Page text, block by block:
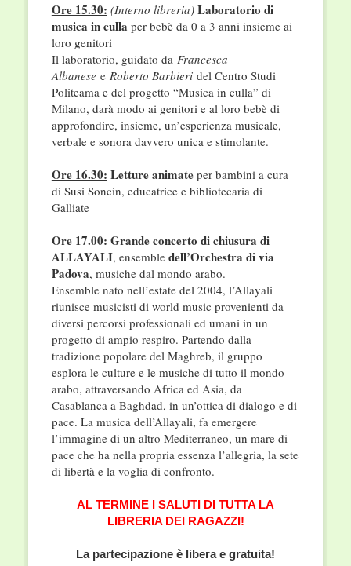
Ore 15.30: (Interno libreria)Laboratorio di
musica in culla per bebè da 0 a 3 anni insieme ai
loro genitori
Il laboratorio, guidato da Francesca
Albanese e Roberto Barbieridel Centro Studi
Politeama e del progetto “Musica in culla” di
Milano, darà modo ai genitori e al loro bebè di
approfondire, insieme, un’esperienza musicale,
verbale e sonora davvero unica e stimolante.
Ore 16.30: Letture animateper bambini a cura
di Susi Soncin, educatrice e bibliotecaria di
Galliate
Ore 17.00: Grande concerto di chiusura di
ALLAYALI, ensemble dell’Orchestra di via
Padova, musiche dal mondo arabo.
Ensemble nato nell’estate del 2004, l’Allayali
riunisce musicisti di world music provenienti da
diversi percorsi professionali ed umani in un
progetto di ampio respiro. Partendo dalla
tradizione popolare del Maghreb, il gruppo
esplora le culture e le musiche di tutto il mondo
arabo, attraversando Africa ed Asia, da
Casablanca a Baghdad, in un’ottica di dialogo e di
pace. La musica dell’Allayali, fa emergere
l’immagine di un altro Mediterraneo, un mare di
pace che ha nella propria essenza l’allegria, la sete
di libertà e la voglia di confronto.
AL TERMINE I SALUTI DI TUTTA LA
LIBRERIA DEI RAGAZZI!
La partecipazione è libera e gratuita!